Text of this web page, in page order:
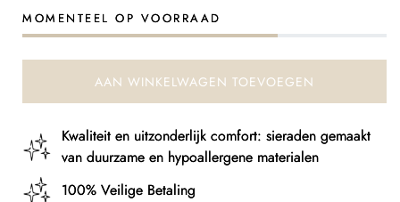
oorbellen oorbellen
MOMENTEEL OP VOORRAAD
AAN WINKELWAGEN TOEVOEGEN
Kwaliteit en uitzonderlijk comfort: sieraden gemaakt
van duurzame en hypoallergene materialen
100% Veilige Betaling